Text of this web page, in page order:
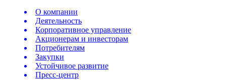
О компании
Деятельность
Корпоративное управление
Акционерам и инвесторам
Потребителям
Закупки
Устойчивое развитие
Пресс-центр